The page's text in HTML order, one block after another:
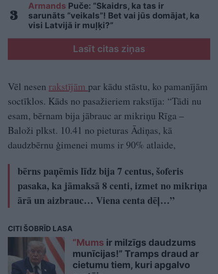
Armands Puče: “Skaidrs, ka tas ir
sarunāts “veikals”! Bet vai jūs domājat, ka
visi Latvijā ir muļķi?”
Lasīt citas ziņas
Vēl nesen rakstījām par kādu stāstu, ko pamanījām
soctīklos. Kāds no pasažieriem rakstīja: “Tādi nu
esam, bērnam bija jābrauc ar mikriņu Rīga –
Baloži plkst. 10.41 no pieturas Ādiņas, kā
daudzbērnu ģimenei mums ir 90% atlaide,
bērns paņēmis līdz bija 7 centus, šoferis
pasaka, ka jāmaksā 8 centi, izmet no mikriņa
ārā un aizbrauc… Viena centa dēļ…”
CITI ŠOBRĪD LASA
“Mums ir milzīgs daudzums
munīcijas!” Tramps draud ar
cietumu tiem, kuri apgalvo